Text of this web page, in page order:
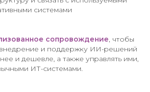
системами
сопровождение , чтобы
внедрение и поддержку ИИ-решений
и дешевле, а также управлять ими,
ИТ-системами.